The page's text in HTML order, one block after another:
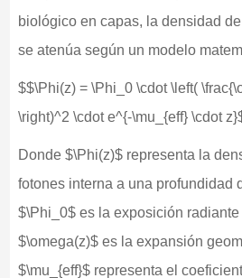
biológico en capas, la densidad
se atenúa según un modelo
$$\Phi(z) = \Phi_0 \cdot \left(
\right)^2 \cdot e^{-\mu_{eff} \cdot
Donde $\Phi(z)$ representa la
fotones interna a una profundidad
$\Phi_0$ es la exposición
$\omega(z)$ es la expansión
$\mu_{eff}$ representa el